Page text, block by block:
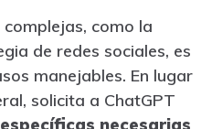
como la
de redes sociales, es
manejables. En lugar
solicita a ChatGPT